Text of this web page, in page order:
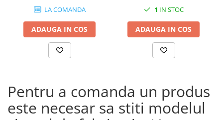
LA COMANDA
ADAUGA IN COS
Adventure Sports (24)
CRF1100L AFRICA TWIN (24)
CRF1100L Africa Twin (20 -
23)
1 IN STOC
ADAUGA IN COS
Pentru a comanda un produs
este necesar sa stiti modelul